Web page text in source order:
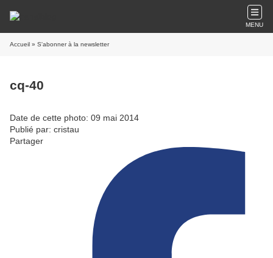
MENU
Accueil » S'abonner à la newsletter
cq-40
Date de cette photo: 09 mai 2014
Publié par: cristau
Partager